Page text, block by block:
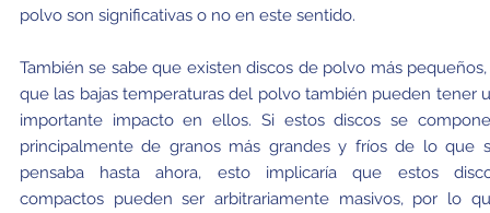
polvo son significativas o no en este sentido.
También se sabe que existen discos de polvo más
que las bajas temperaturas del polvo también pueden tener
importante impacto en ellos. Si estos discos se
principalmente de granos más grandes y fríos de lo que
pensaba hasta ahora, esto implicaría que estos
compactos pueden ser arbitrariamente masivos, por lo